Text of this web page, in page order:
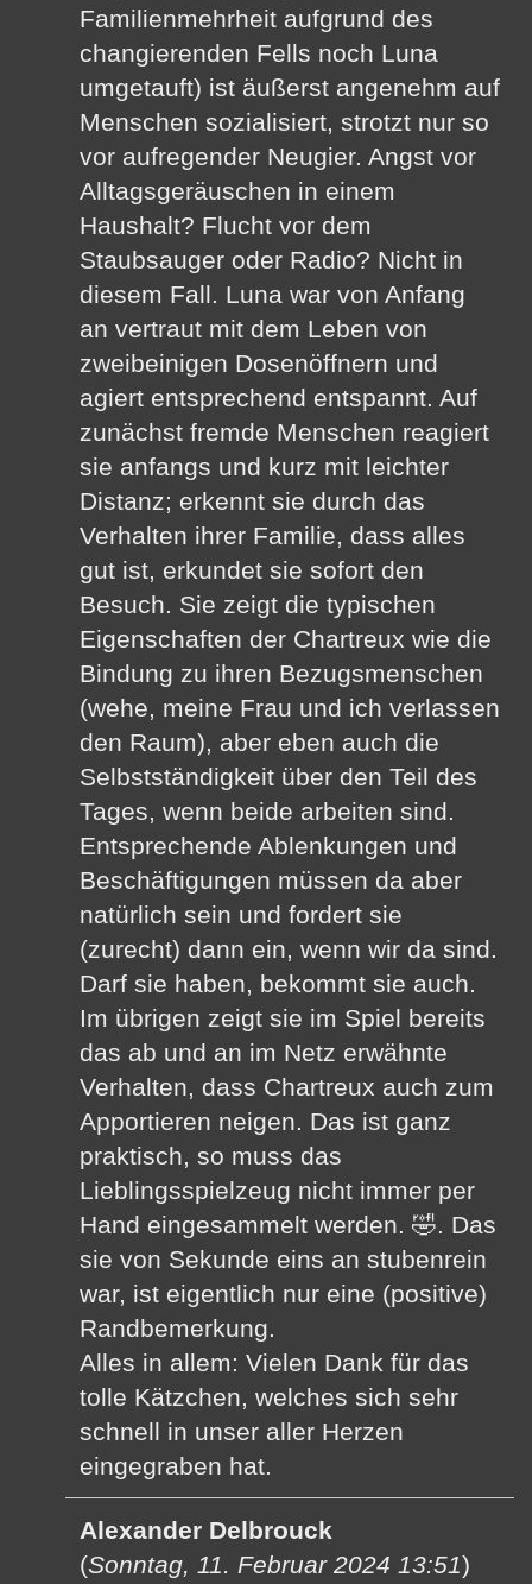
Familienmehrheit aufgrund des
changierenden Fells noch Luna
umgetauft) ist äußerst angenehm auf
Menschen sozialisiert, strotzt nur so
vor aufregender Neugier. Angst vor
Alltagsgeräuschen in einem
Haushalt? Flucht vor dem
Staubsauger oder Radio? Nicht in
diesem Fall. Luna war von Anfang
an vertraut mit dem Leben von
zweibeinigen Dosenöffnern und
agiert entsprechend entspannt. Auf
zunächst fremde Menschen reagiert
sie anfangs und kurz mit leichter
Distanz; erkennt sie durch das
Verhalten ihrer Familie, dass alles
gut ist, erkundet sie sofort den
Besuch. Sie zeigt die typischen
Eigenschaften der Chartreux wie die
Bindung zu ihren Bezugsmenschen
(wehe, meine Frau und ich verlassen
den Raum), aber eben auch die
Selbstständigkeit über den Teil des
Tages, wenn beide arbeiten sind.
Entsprechende Ablenkungen und
Beschäftigungen müssen da aber
natürlich sein und fordert sie
(zurecht) dann ein, wenn wir da sind.
Darf sie haben, bekommt sie auch.
Im übrigen zeigt sie im Spiel bereits
das ab und an im Netz erwähnte
Verhalten, dass Chartreux auch zum
Apportieren neigen. Das ist ganz
praktisch, so muss das
Lieblingsspielzeug nicht immer per
Hand eingesammelt werden. 🤣. Das
sie von Sekunde eins an stubenrein
war, ist eigentlich nur eine (positive)
Randbemerkung.
Alles in allem: Vielen Dank für das
tolle Kätzchen, welches sich sehr
schnell in unser aller Herzen
eingegraben hat.
Alexander Delbrouck
(Sonntag, 11. Februar 2024 13:51)